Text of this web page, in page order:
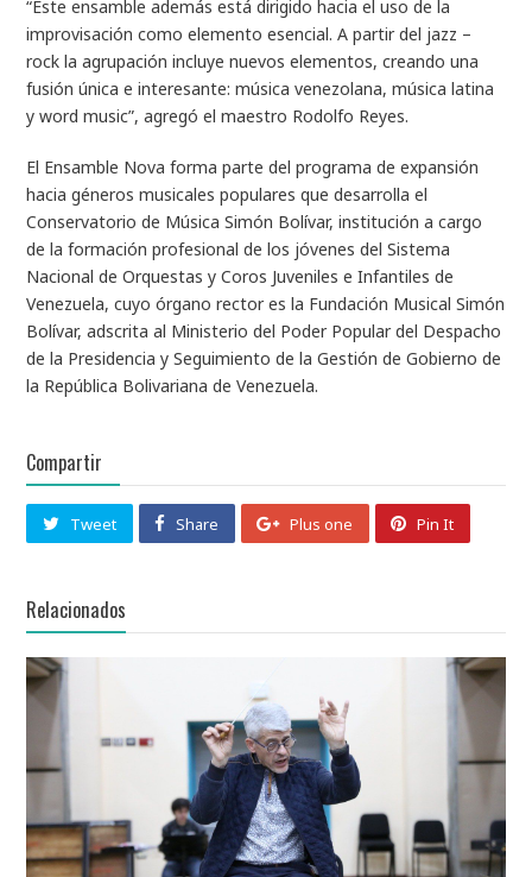
“Este ensamble además está dirigido hacia el uso de la
improvisación como elemento esencial. A partir del jazz –
rock la agrupación incluye nuevos elementos, creando una
fusión única e interesante: música venezolana, música latina
y word music”, agregó el maestro Rodolfo Reyes.
El Ensamble Nova forma parte del programa de expansión
hacia géneros musicales populares que desarrolla el
Conservatorio de Música Simón Bolívar, institución a cargo
de la formación profesional de los jóvenes del Sistema
Nacional de Orquestas y Coros Juveniles e Infantiles de
Venezuela, cuyo órgano rector es la Fundación Musical Simón
Bolívar, adscrita al Ministerio del Poder Popular del Despacho
de la Presidencia y Seguimiento de la Gestión de Gobierno de
la República Bolivariana de Venezuela.
Compartir
Tweet Share Plus one Pin It
Relacionados